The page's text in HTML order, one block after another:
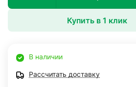
Купить в 1 клик
В наличии
Рассчитать доставку